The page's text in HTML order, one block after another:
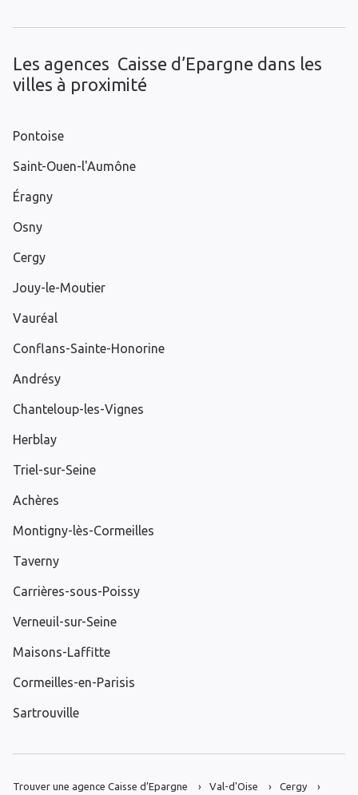
Les agences Caisse d’Epargne dans les
villes à proximité
Pontoise
Saint-Ouen-l'Aumône
Éragny
Osny
Cergy
Jouy-le-Moutier
Vauréal
Conflans-Sainte-Honorine
Andrésy
Chanteloup-les-Vignes
Herblay
Triel-sur-Seine
Achères
Montigny-lès-Cormeilles
Taverny
Carrières-sous-Poissy
Verneuil-sur-Seine
Maisons-Laffitte
Cormeilles-en-Parisis
Sartrouville
Trouver une agence Caisse d’Epargne Val-d'Oise
Cergy